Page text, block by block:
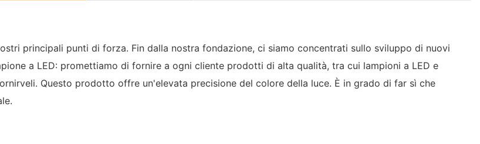
principali punti di forza. Fin dalla nostra fondazione, ci siamo concentrati sullo sviluppo di nuovi
a LED: promettiamo di fornire a ogni cliente prodotti di alta qualità, tra cui lampioni a LED e
Questo prodotto offre un'elevata precisione del colore della luce. È in grado di far sì che